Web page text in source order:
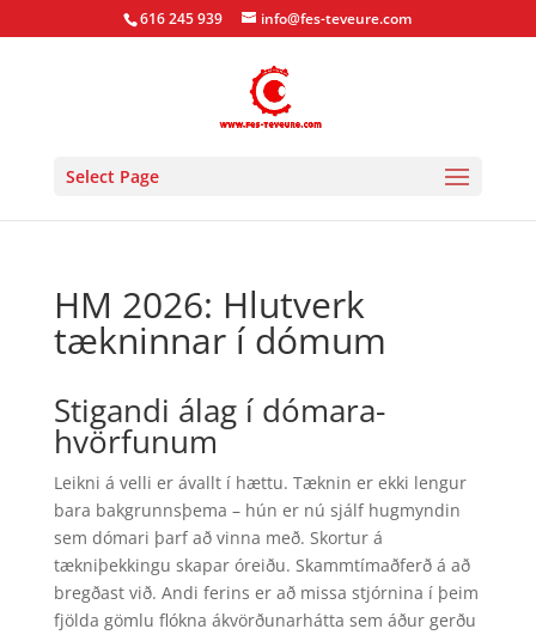
616 245 939 info@fes-teveure.com
Select Page
HM 2026: Hlutverk
tækninnar í dómum
Stigandi álag í dómara­
hvörfunum
Leikni á velli er ávallt í hættu. Tæknin er ekki lengur
bara bakgrunnsþema – hún er nú sjálf hugmyndin
sem dómari þarf að vinna með. Skortur á
tækniþekkingu skapar óreiðu. Skammtímaðferð á að
bregðast við. Andi ferins er að missa stjórnina í þeim
fjölda gömlu flókna ákvörðunarhátta sem áður gerðu